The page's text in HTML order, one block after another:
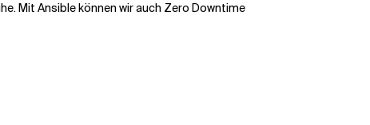
Mit Ansible können wir auch Zero Downtime